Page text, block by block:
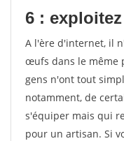
6 :
A l'ère d'internet, il
œufs dans le même
gens n'ont tout
notamment, de
s'équiper mais qui
pour un artisan. Si